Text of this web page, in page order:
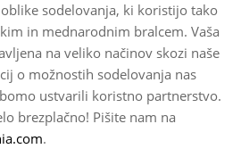
sodelovanja, ki koristijo tako
in mednarodnim bralcem. Vaša
na veliko načinov skozi naše
o možnostih sodelovanja nas
ustvarili koristno partnerstvo.
brezplačno! Pišite nam na
.